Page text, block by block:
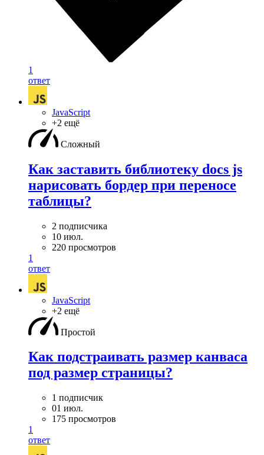
1
ответ
JavaScript
+2 ещё
Сложный
Как заставить библиотеку docs js
нарисовать бордер при переносе
таблицы?
2 подписчика
10 июл.
220 просмотров
1
ответ
JavaScript
+2 ещё
Простой
Как подстраивать размер канваса
под размер страницы?
1 подписчик
01 июл.
175 просмотров
1
ответ